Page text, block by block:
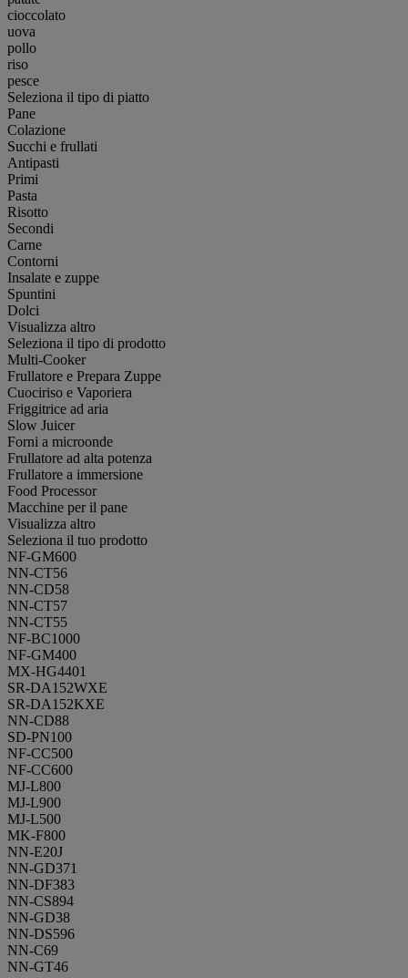
cioccolato
uova
pollo
riso
pesce
Seleziona il tipo di piatto
Pane
Colazione
Succhi e frullati
Antipasti
Primi
Pasta
Risotto
Secondi
Carne
Contorni
Insalate e zuppe
Spuntini
Dolci
Visualizza altro
Seleziona il tipo di prodotto
Multi-Cooker
Frullatore e Prepara Zuppe
Cuociriso e Vaporiera
Friggitrice ad aria
Slow Juicer
Forni a microonde
Frullatore ad alta potenza
Frullatore a immersione
Food Processor
Macchine per il pane
Visualizza altro
Seleziona il tuo prodotto
NF-GM600
NN-CT56
NN-CD58
NN-CT57
NN-CT55
NF-BC1000
NF-GM400
MX-HG4401
SR-DA152WXE
SR-DA152KXE
NN-CD88
SD-PN100
NF-CC500
NF-CC600
MJ-L800
MJ-L900
MJ-L500
MK-F800
NN-E20J
NN-GD371
NN-DF383
NN-CS894
NN-GD38
NN-DS596
NN-C69
NN-GT46